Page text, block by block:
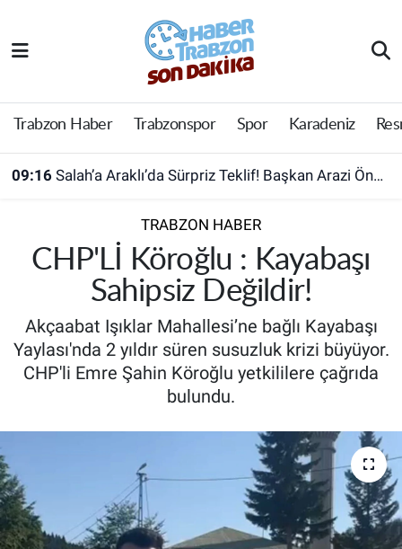
Trabzon Haber Trabzonspor Spor Karadeniz
09:16 Salah’a Araklı’da Sürpriz Teklif! Başkan Arazi Önerdi
TRABZON HABER
CHP'Lİ Köroğlu : Kayabaşı
Sahipsiz Değildir!
Akçaabat Işıklar Mahallesi’ne bağlı Kayabaşı
Yaylası'nda 2 yıldır süren susuzluk krizi büyüyor.
CHP'li Emre Şahin Köroğlu yetkililere çağrıda
bulundu.
Trabzon Haber
Trabzonspor
Resmi Reklam
Yazarlar
Perde Arkası
Trabzon Nöbetçi Eczaneler
Trabzon Hava Durumu
Süper Lig Puan Durumu ve Fikstür
Tüm Manşetler
Son Dakika Haberleri
Haber Arşivi